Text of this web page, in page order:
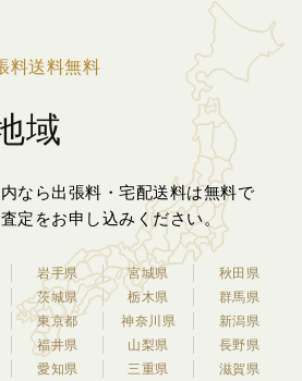
料送料無料
域
なら出張料・宅配送料は無料で
定をお申し込みください。
岩手県 宮城県
秋田県
茨城県 栃木県
群馬県
東京都 神奈川県
新潟県
福井県 山梨県
長野県
愛知県 三重県 滋賀県